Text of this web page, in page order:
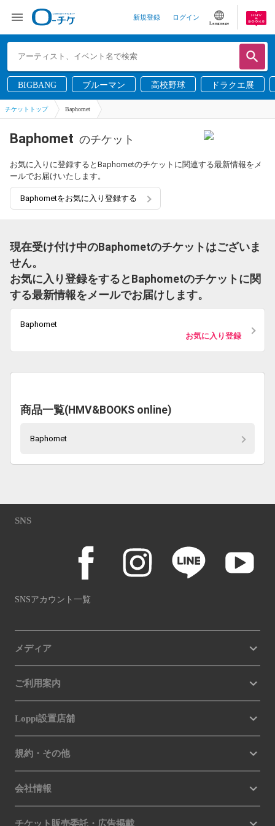
新規登録 ログイン
Language
BIGBANG ブルーマン 高校野球 ドラクエ展
チケットトップ Baphomet
Baphomet のチケット
お気に入りに登録するとBaphometのチケットに関連する最新情報をメ
ールでお届けいたします。
Baphometをお気に入り登録する
現在受け付け中のBaphometのチケットはございま
せん。
お気に入り登録をするとBaphometのチケットに関
する最新情報をメールでお届けします。
Baphomet
お気に入り登録
商品一覧(HMV&BOOKS online)
Baphomet
SNS
SNSアカウント一覧
メディア
ご利用案内
Loppi設置店舗
規約・その他
会社情報
チケット販売委託・広告掲載